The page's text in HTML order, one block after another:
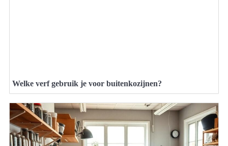
Welke verf gebruik je voor buitenkozijnen?